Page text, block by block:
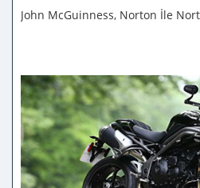
John McGuinness, Norton İle